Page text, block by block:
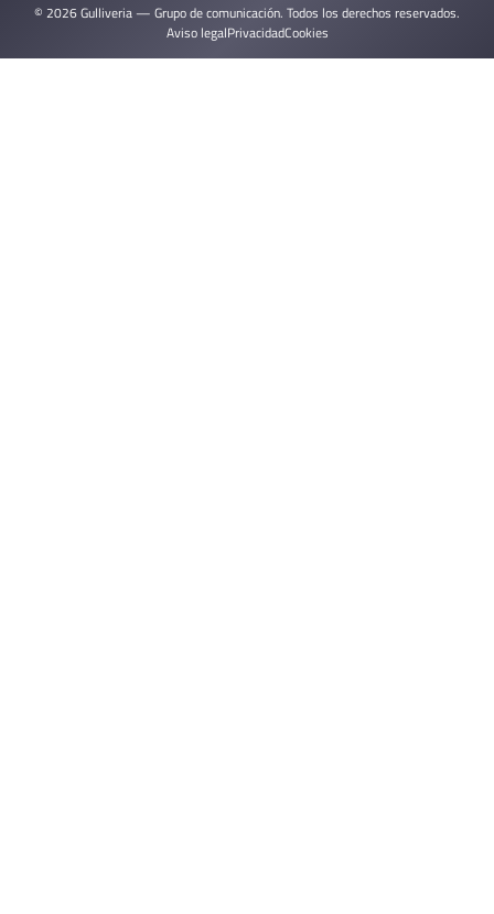
© 2026 Gulliveria — Grupo de comunicación. Todos los derechos reservados.
Aviso legalPrivacidadCookies